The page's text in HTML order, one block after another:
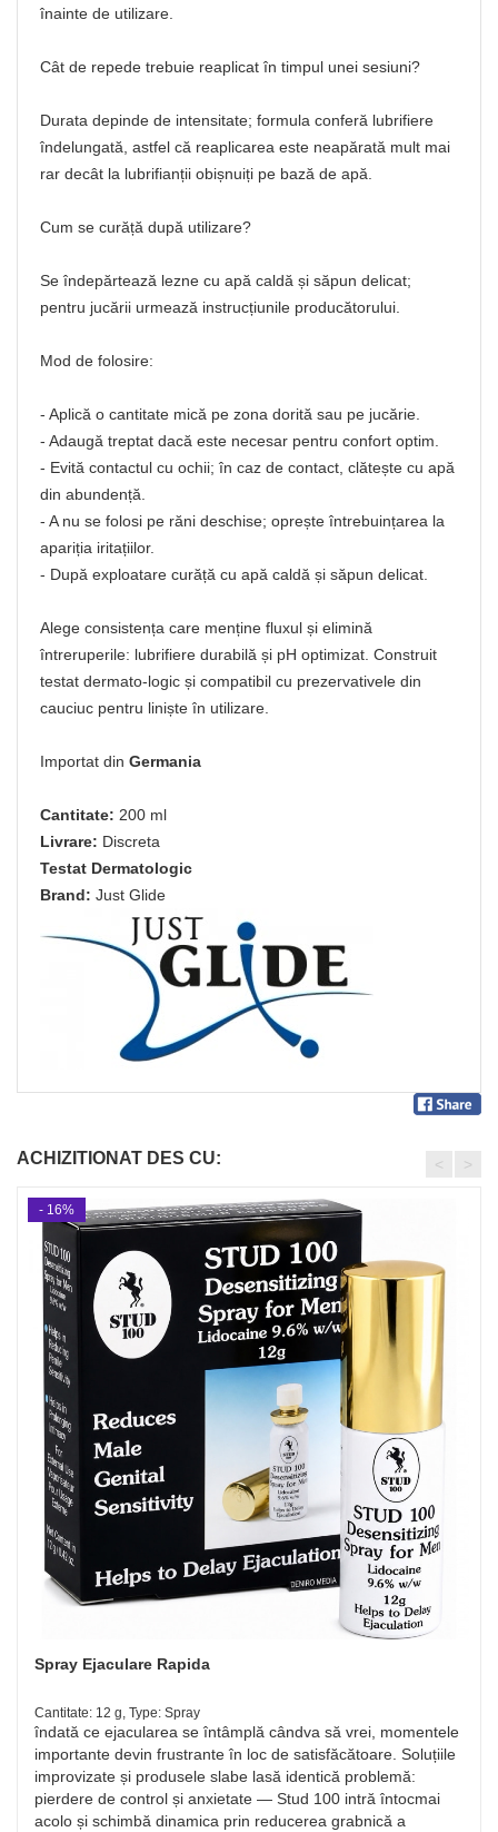
înainte de utilizare.
Cât de repede trebuie reaplicat în timpul unei sesiuni?
Durata depinde de intensitate; formula conferă lubrifiere
îndelungată, astfel că reaplicarea este neapărată mult mai
rar decât la lubrifianții obișnuiți pe bază de apă.
Cum se curăță după utilizare?
Se îndepărtează lezne cu apă caldă și săpun delicat;
pentru jucării urmează instrucțiunile producătorului.
Mod de folosire:
- Aplică o cantitate mică pe zona dorită sau pe jucărie.
- Adaugă treptat dacă este necesar pentru confort optim.
- Evită contactul cu ochii; în caz de contact, clătește cu apă
din abundență.
- A nu se folosi pe răni deschise; oprește întrebuințarea la
apariția iritațiilor.
- După exploatare curăță cu apă caldă și săpun delicat.
Alege consistența care menține fluxul și elimină
întreruperile: lubrifiere durabilă și pH optimizat. Construit
testat dermato-logic și compatibil cu prezervativele din
cauciuc pentru liniște în utilizare.
Importat din Germania
Cantitate: 200 ml
Livrare: Discreta
Testat Dermatologic
Brand: Just Glide
ACHIZITIONAT DES CU:
Spray Ejaculare Rapida
Cantitate: 12 g, Type: Spray
îndată ce ejacularea se întâmplă cândva să vrei, momentele
importante devin frustrante în loc de satisfăcătoare. Soluțiile
improvizate și produsele slabe lasă identică problemă:
pierdere de control și anxietate — Stud 100 intră întocmai
acolo și schimbă dinamica prin reducerea grabnică a
- 16%
< >